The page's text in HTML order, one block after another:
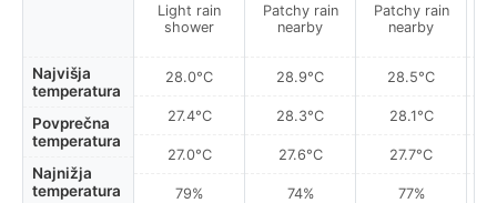
Najvišja
temperatura
Povprečna
temperatura
Najnižja
temperatura
Light rain
shower
28.0°C
27.4°C
27.0°C
79%
Patchy rain
nearby
28.9°C
28.3°C
27.6°C
74%
Patchy rain
nearby
28.5°C
28.1°C
27.7°C
77%